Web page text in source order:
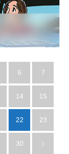
6 7
14 15
22 23
30